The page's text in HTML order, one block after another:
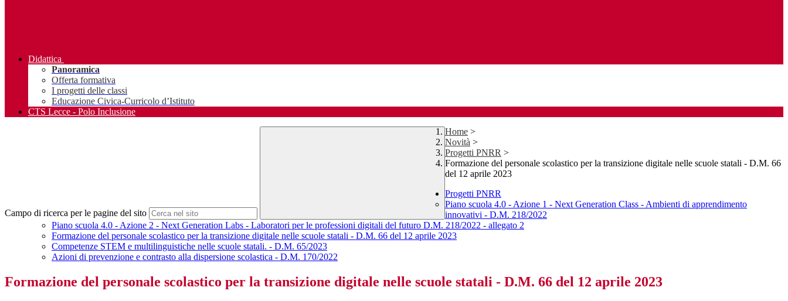
Didattica
Panoramica
Offerta formativa
I progetti delle classi
Educazione Civica-Curricolo d’Istituto
CTS Lecce - Polo Inclusione
Campo di ricerca per le pagine del sito
Home >
Novità >
Progetti PNRR >
Formazione del personale scolastico per la transizione digitale nelle scuole statali - D.M. 66
del 12 aprile 2023
Progetti PNRR
Piano scuola 4.0 - Azione 1 - Next Generation Class - Ambienti di apprendimento
innovativi - D.M. 218/2022
Piano scuola 4.0 - Azione 2 - Next Generation Labs - Laboratori per le professioni digitali del futuro D.M. 218/2022 - allegato 2
Formazione del personale scolastico per la transizione digitale nelle scuole statali - D.M. 66 del 12 aprile 2023
Competenze STEM e multilinguistiche nelle scuole statali. - D.M. 65/2023
Azioni di prevenzione e contrasto alla dispersione scolastica - D.M. 170/2022
Formazione del personale scolastico per la transizione digitale nelle scuole statali - D.M. 66 del 12 aprile 2023